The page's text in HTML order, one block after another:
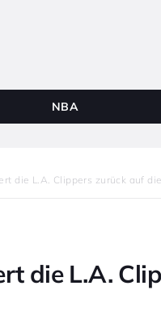
NBA
die L.A. Clippers zurück auf
die L.A.